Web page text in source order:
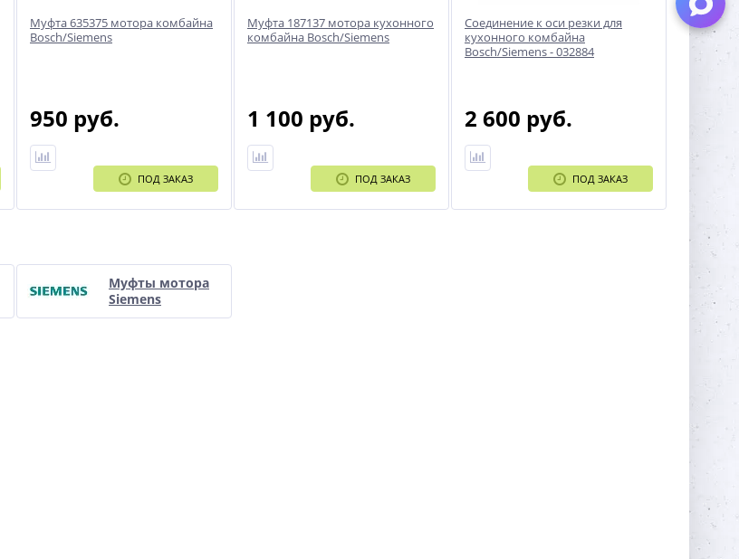
Муфта 635375 мотора комбайна
Bosch/Siemens
950 руб.
ПОД ЗАКАЗ
Муфта 187137 мотора кухонного
комбайна Bosch/Siemens
1 100 руб.
ПОД ЗАКАЗ
Соединение к оси резки для
кухонного комбайна
Bosch/Siemens - 032884
2 600 руб.
ПОД ЗАКАЗ
Муфты мотора
Siemens